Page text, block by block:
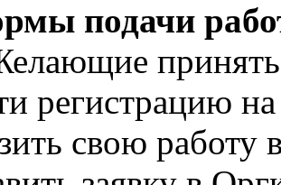
подачи
регистрацию
свою